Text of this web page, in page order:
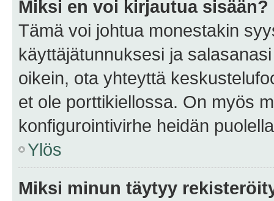
Miksi en voi kirjautua sisään?
Tämä voi johtua monestakin
käyttäjätunnuksesi ja
oikein, ota yhteyttä
et ole porttikiellossa. On myös
konfigurointivirhe heidän
Ylös
Miksi minun täytyy